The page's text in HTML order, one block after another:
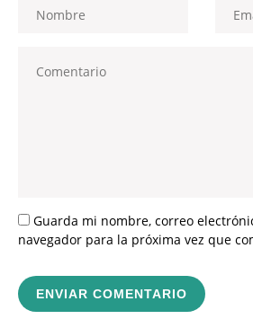
Guarda mi nombre, correo
navegador para la próxima vez que